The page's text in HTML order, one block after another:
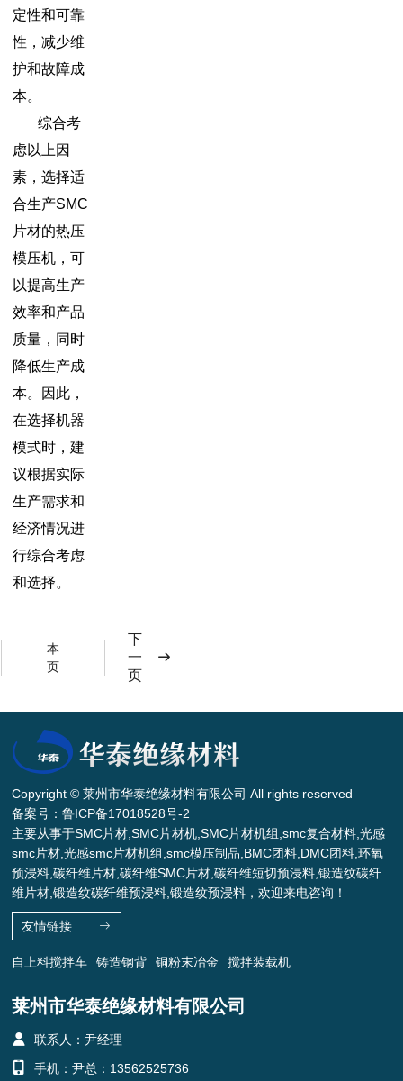
定性和可靠
性，减少维
护和故障成
本。
综合考
虑以上因
素，选择适
合生产SMC
片材的热压
模压机，可
以提高生产
效率和产品
质量，同时
降低生产成
本。因此，
在选择机器
模式时，建
议根据实际
生产需求和
经济情况进
行综合考虑
和选择。
本
页
下
一
页
Copyright © 莱州市华泰绝缘材料有限公司 All rights reserved
备案号：鲁ICP备17018528号-2
主要从事于SMC片材,SMC片材机,SMC片材机组,smc复合材料,光感
smc片材,光感smc片材机组,smc模压制品,BMC团料,DMC团料,环氧
预浸料,碳纤维片材,碳纤维SMC片材,碳纤维短切预浸料,锻造纹碳纤
维片材,锻造纹碳纤维预浸料,锻造纹预浸料，欢迎来电咨询！
友情链接
自上料搅拌车 铸造钢背 铜粉末冶金 搅拌装载机
莱州市华泰绝缘材料有限公司
联系人：尹经理
手机：尹总：13562525736